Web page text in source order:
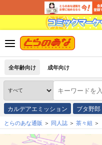
全年齢向け 成年向け
カルデアエミッション ブタ野郎
とらのあな通販 同人誌 茶々組